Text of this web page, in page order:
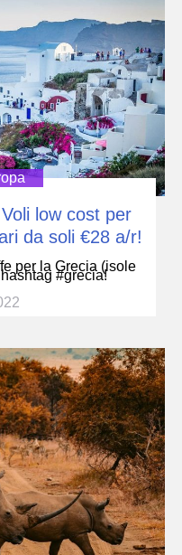
low cost per
da soli €28 a/r!
per la Grecia (isole
#grecia!